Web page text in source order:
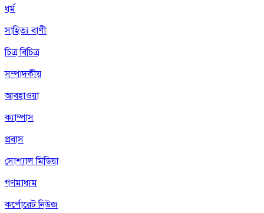
ধর্ম
সাহিত্য বাণী
চিত্র বিচিত্র
সম্পাদকীয়
আবহাওয়া
ক্যাম্পাস
প্রবাস
সোশ্যাল মিডিয়া
গণমাধ্যম
কর্পোরেট নিউজ